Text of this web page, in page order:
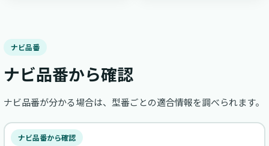
ナビ品番
ナビ品番から確認
ナビ品番が分かる場合は、型番ごとの適合情報を調べられます。
ナビ品番から確認